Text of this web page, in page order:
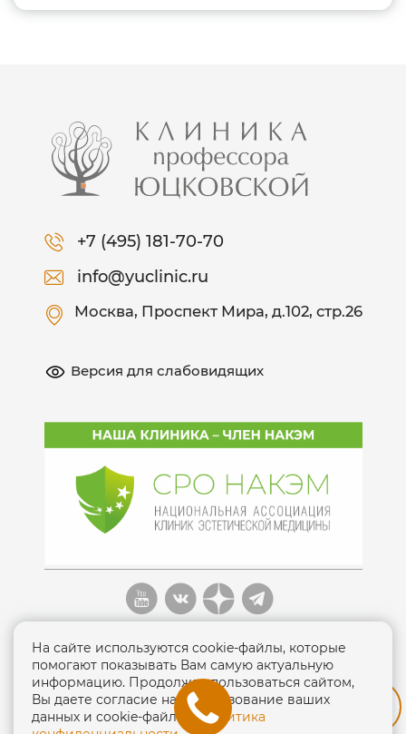
+7 (495) 181-70-70
info@yuclinic.ru
Москва, Проспект Мира, д.102, стр.26
Версия для слабовидящих
Политика конфиденциальности
На сайте используются cookie-файлы, которые
помогают показывать Вам самую актуальную
информацию. Продолжая пользоваться сайтом,
Вы даете согласие на использование ваших
данных и cookie-файлов.Политика